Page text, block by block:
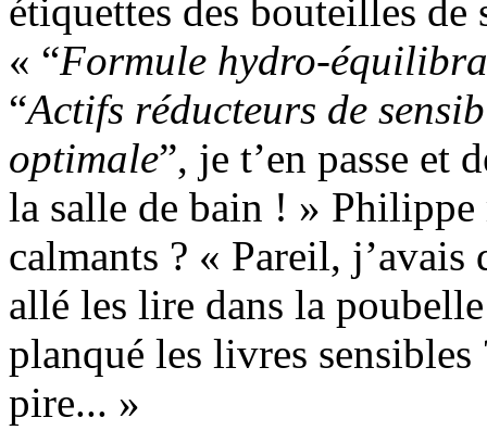
étiquettes des bouteilles
« “Formule hydro-
“Actifs réducteurs de
optimale”, je t’en passe et
la salle de bain ! »
calmants ? « Pareil,
allé les lire dans la
planqué les livres
pire... »